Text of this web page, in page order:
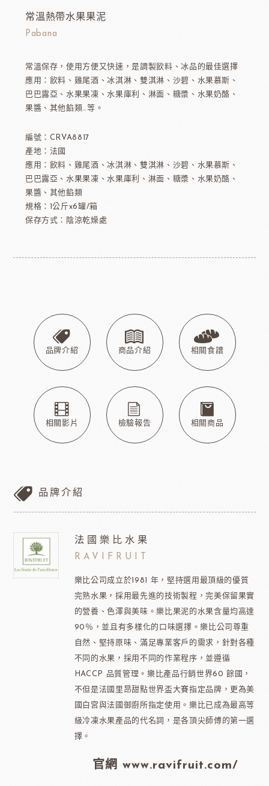
常溫熱帶水果果泥
Pabana
常溫保存，使用方便又快速，是調製飲料、冰品的最佳選擇
應用：飲料、雞尾酒、冰淇淋、雙淇淋、沙碧、水果慕斯、
巴巴露亞、水果果凍、水果庫利、淋面、糖漿、水果奶酪、
果醬、其他餡類…等。
編號：CRVA8817
產地：法國
應用：飲料、雞尾酒、冰淇淋、雙淇淋、沙碧、水果慕斯、
巴巴露亞、水果果凍、水果庫利、淋面、糖漿、水果奶酪、
果醬、其他餡類
規格：1公斤x6罐/箱
保存方式：陰涼乾燥處
品牌介紹 商品介紹 相關食譜
相關影片 檢驗報告 相關商品
品牌介紹
法國樂比水果
RAVIFRUIT
樂比公司成立於1981 年，堅持選用最頂級的優質
完熟水果，採用最先進的技術製程，完美保留果實
的營養、色澤與美味。樂比果泥的水果含量均高達
90％，並且有多樣化的口味選擇。樂比公司尊重
自然、堅持原味、滿足專業客戶的需求，針對各種
不同的水果，採用不同的作業程序，並遵循
HACCP 品質管理。樂比產品行銷世界60 餘國，
不但是法國里昂甜點世界盃大賽指定品牌，更為美
國白宮與法國御廚所指定使用。樂比已成為最高等
級冷凍水果產品的代名詞，是各頂尖師傅的第一選
擇。
官網 www.ravifruit.com/